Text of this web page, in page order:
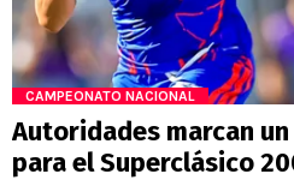
CAMPEONATO NACIONAL
Autoridades marcan
para el Superclásico